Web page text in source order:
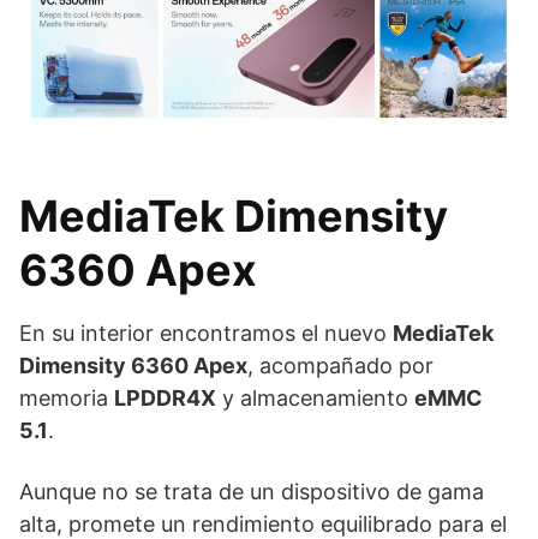
MediaTek Dimensity
6360 Apex
En su interior encontramos el nuevo MediaTek
Dimensity 6360 Apex, acompañado por
memoria LPDDR4X y almacenamiento eMMC
5.1.
Aunque no se trata de un dispositivo de gama
alta, promete un rendimiento equilibrado para el